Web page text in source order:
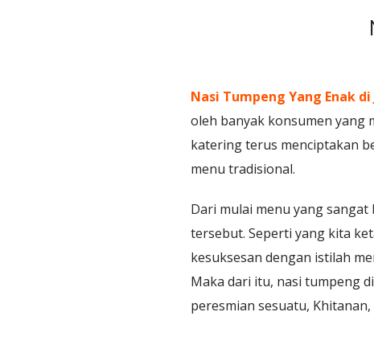
Nasi Tumpeng Yang Enak
oleh banyak konsumen yang
katering terus menciptakan
menu tradisional.
Dari mulai menu yang
tersebut. Seperti yang kita
kesuksesan dengan istilah
Maka dari itu, nasi tumpeng
peresmian sesuatu,